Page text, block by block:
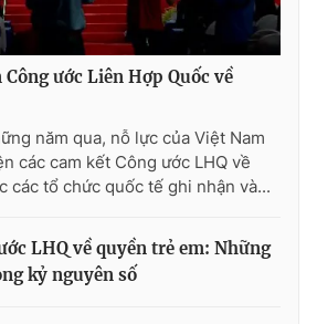
ước Liên Hợp Quốc về
năm qua, nỗ lực của Việt Nam
các cam kết Công ước LHQ về
các tổ chức quốc tế ghi nhận và...
LHQ về quyền trẻ em: Những
kỷ nguyên số